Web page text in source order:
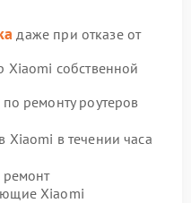
даже при отказе от
Xiaomi собственной
ремонту роутеров
Xiaomi в течении часа
Xiaomi